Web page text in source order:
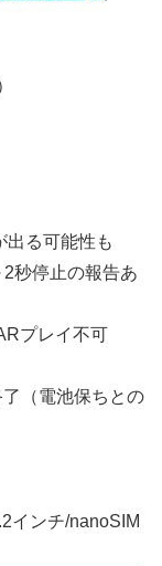
出る可能性も
2秒停止の報告あ
プレイ不可
（電池保ちとの
インチ/nanoSIM